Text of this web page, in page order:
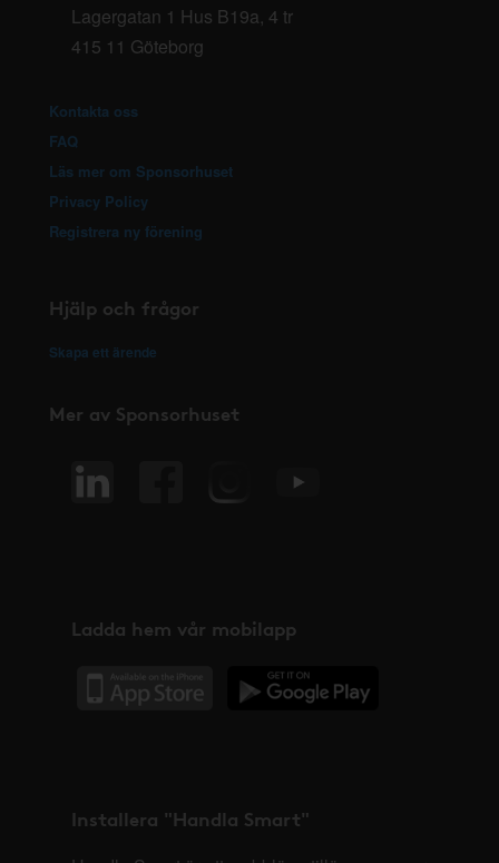
Lagergatan 1 Hus B19a, 4 tr
415 11 Göteborg
Kontakta oss
FAQ
Läs mer om Sponsorhuset
Privacy Policy
Registrera ny förening
Hjälp och frågor
Skapa ett ärende
Mer av Sponsorhuset
Ladda hem vår mobilapp
Installera "Handla Smart"